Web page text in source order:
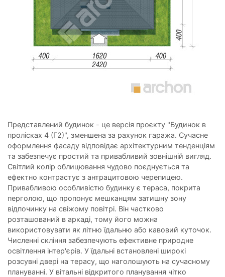
Представлений будинок - це версія проєкту "Будинок в
пролісках 4 (Г2)", зменшена за рахунок гаража. Сучасне
оформлення фасаду відповідає архітектурним тенденціям
та забезпечує простий та привабливий зовнішній вигляд.
Світлий колір облицювання чудово поєднується та
ефектно контрастує з антрацитовою черепицею.
Привабливою особливістю будинку є тераса, покрита
перголою, що пропонує мешканцям затишну зону
відпочинку на свіжому повітрі. Він частково
розташований в аркаді, тому його можна
використовувати як літню їдальню або кавовий куточок.
Численні скління забезпечують ефективне природне
освітлення інтер'єрів. У їдальні встановлені широкі
розсувні двері на терасу, що наголошують на сучасному
плануванні. У вітальні відкритого планування чітко